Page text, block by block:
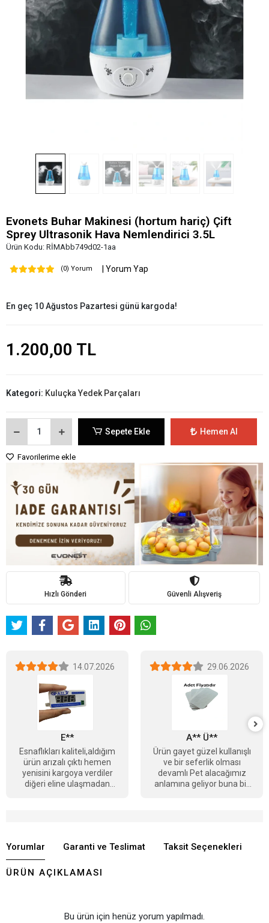
Evonets Buhar Makinesi (hortum hariç) Çift
Sprey Ultrasonik Hava Nemlendirici 3.5L
Ürün Kodu: RİMAbb749d02-1aa
(0) Yorum | Yorum Yap
En geç 10 Ağustos Pazartesi günü kargoda!
1.200,00 TL
Kategori: Kuluçka Yedek Parçaları
Sepete Ekle Hemen Al
Favorilerime ekle
Hızlı Gönderi Güvenli Alışveriş
14.07.2026
E**
Esnaflıkları kaliteli,aldığım
ürün arızalı çıktı hemen
yenisini kargoya verdiler
diğeri eline ulaşmadan
29.06.2026
A** Ü**
Ürün gayet güzel kullanışlı
ve bir seferlik olması
devamlı Pet alacağımız
anlamına geliyor buna bir
Yorumlar Garanti ve Teslimat Taksit Seçenekleri
ÜRÜN AÇIKLAMASI
Bu ürün için henüz yorum yapılmadı.